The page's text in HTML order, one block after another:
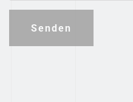
Senden